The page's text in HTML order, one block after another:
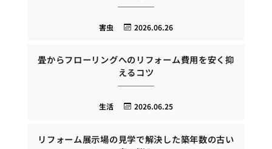
2026.06.26
害虫
畳からフローリングへのリフォーム費用を安く抑
えるコツ
2026.06.25
生活
リフォーム展示場の見学で解決した築年数の古い